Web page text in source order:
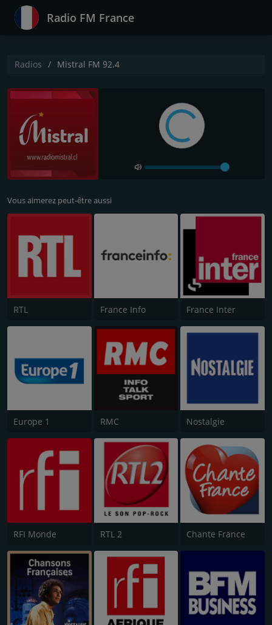
Radio FM France
Radios Mistral FM 92.4
Vous aimerez peut-être aussi
RTL France Info France Inter
Europe 1 RMC Nostalgie
RFI Monde RTL 2 Chante France